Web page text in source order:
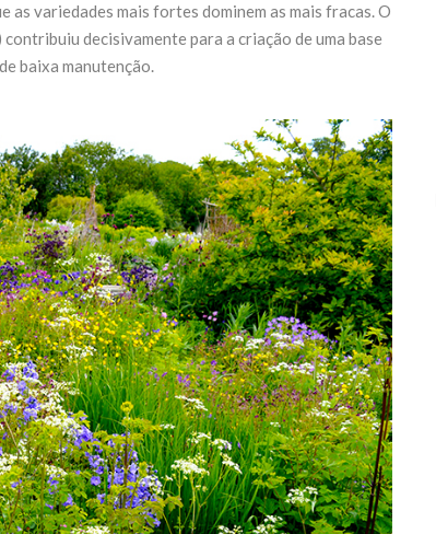
as variedades mais fortes dominem as mais fracas. O
decisivamente para a criação de uma base
baixa manutenção.